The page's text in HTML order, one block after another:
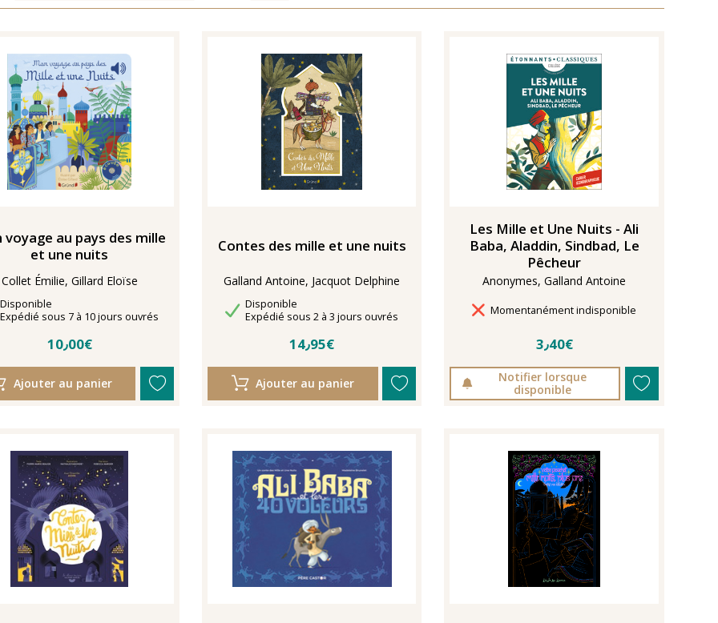
voyage au pays des mille
et une nuits
Collet Émilie, Gillard Eloïse
Disponibilité
Disponible
Délais de livraison
Expédié sous 7 à 10 jours ouvrés
10٫00€
Ajouter au panier
Contes des mille et une nuits
Galland Antoine, Jacquot Delphine
Disponibilité
Disponible
Délais de livraison
Expédié sous 2 à 3 jours ouvrés
14٫95€
Ajouter au panier
Les Mille et Une Nuits - Ali
Baba, Aladdin, Sindbad, Le
Pêcheur
Anonymes, Galland Antoine
Délais de livraison
Momentanément indisponible
3٫40€
Notifier lorsque
disponible